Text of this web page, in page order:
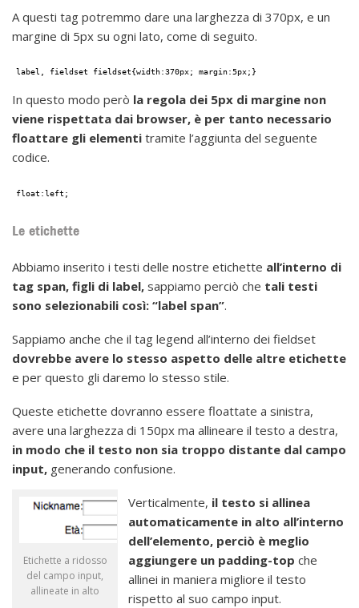
A questi tag potremmo dare una larghezza di 370px, e un
margine di 5px su ogni lato, come di seguito.
label, fieldset fieldset{width:370px; margin:5px;}
In questo modo però la regola dei 5px di margine non
viene rispettata dai browser, è per tanto necessario
floattare gli elementi tramite l’aggiunta del seguente
codice.
float:left;
Le etichette
Abbiamo inserito i testi delle nostre etichette all’interno di
tag span, figli di label, sappiamo perciò che tali testi
sono selezionabili così: “label span”.
Sappiamo anche che il tag legend all’interno dei fieldset
dovrebbe avere lo stesso aspetto delle altre etichette
e per questo gli daremo lo stesso stile.
Queste etichette dovranno essere floattate a sinistra,
avere una larghezza di 150px ma allineare il testo a destra,
in modo che il testo non sia troppo distante dal campo
input, generando confusione.
Etichette a ridosso
del campo input,
allineate in alto
Verticalmente, il testo si allinea
automaticamente in alto all’interno
dell’elemento, perciò è meglio
aggiungere un padding-top che
allinei in maniera migliore il testo
rispetto al suo campo input.